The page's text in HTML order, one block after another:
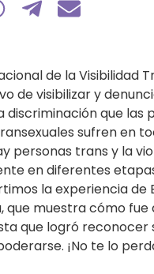
CompartirCompartir
de la Visibilidad
de visibilizar y
discriminación que las
sufren en
personas trans y la
en diferentes
la experiencia de
que muestra cómo fue
que logró reconocer
¡No te lo